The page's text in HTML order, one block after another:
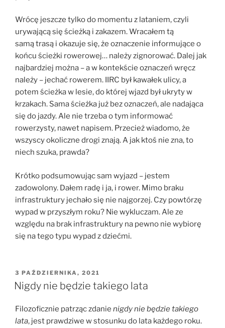
Wrócę jeszcze tylko do momentu z lataniem, czyli
urywającą się ścieżką i zakazem. Wracałem tą
samą trasą i okazuje się, że oznaczenie informujące o
końcu ścieżki rowerowej… należy zignorować. Dalej jak
najbardziej można – a w kontekście oznaczeń wręcz
należy – jechać rowerem. IIRC był kawałek ulicy, a
potem ścieżka w lesie, do której wjazd był ukryty w
krzakach. Sama ścieżka już bez oznaczeń, ale nadająca
się do jazdy. Ale nie trzeba o tym informować
rowerzysty, nawet napisem. Przecież wiadomo, że
wszyscy okoliczne drogi znają. A jak ktoś nie zna, to
niech szuka, prawda?
Krótko podsumowując sam wyjazd – jestem
zadowolony. Dałem radę i ja, i rower. Mimo braku
infrastruktury jechało się nie najgorzej. Czy powtórzę
wypad w przyszłym roku? Nie wykluczam. Ale ze
względu na brak infrastruktury na pewno nie wybiorę
się na tego typu wypad z dziećmi.
OPUBLIKOWANE
W
3 PAŹDZIERNIKA, 2021
Nigdy nie będzie takiego lata
Filozoficznie patrząc zdanie nigdy nie będzie takiego
lata, jest prawdziwe w stosunku do lata każdego roku.